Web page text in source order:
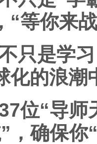
“等你来
只是学
化的浪潮
位“导师
，确保你